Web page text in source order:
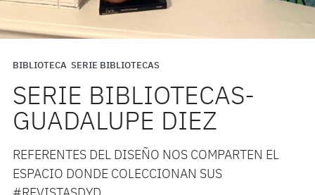
BIBLIOTECA SERIE BIBLIOTECAS
SERIE BIBLIOTECAS-
GUADALUPE DIEZ
REFERENTES DEL DISEÑO NOS COMPARTEN EL
ESPACIO DONDE COLECCIONAN SUS